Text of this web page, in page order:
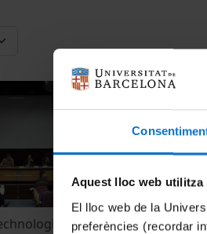
Aquest lloc web utilitza
El lloc web de la
preferències (recordar
and
"WWTP